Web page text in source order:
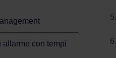
allarme con tempi